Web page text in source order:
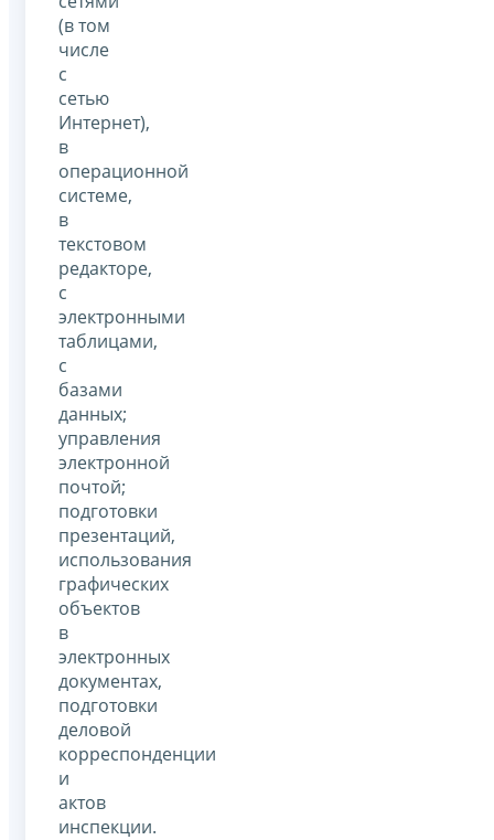
(в том
числе
с
сетью
Интернет),
в
операционной
системе,
в
текстовом
редакторе,
с
электронными
таблицами,
с
базами
данных;
управления
электронной
почтой;
подготовки
презентаций,
использования
графических
объектов
в
электронных
документах,
подготовки
деловой
корреспонденции
и
актов
инспекции.